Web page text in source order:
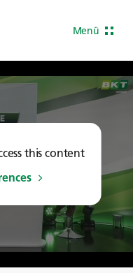
Menü
this content